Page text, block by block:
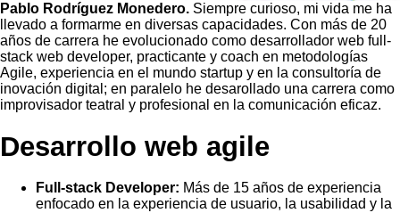
Pablo Rodríguez Monedero. Siempre curioso, mi vida me ha
llevado a formarme en diversas capacidades. Con más de 20
años de carrera he evolucionado como desarrollador web full-
stack web developer, practicante y coach en metodologías
Agile, experiencia en el mundo startup y en la consultoría de
inovación digital; en paralelo he desarollado una carrera como
improvisador teatral y profesional en la comunicación eficaz.
Desarrollo web agile
Full-stack Developer: Más de 15 años de experiencia
enfocado en la experiencia de usuario, la usabilidad y la